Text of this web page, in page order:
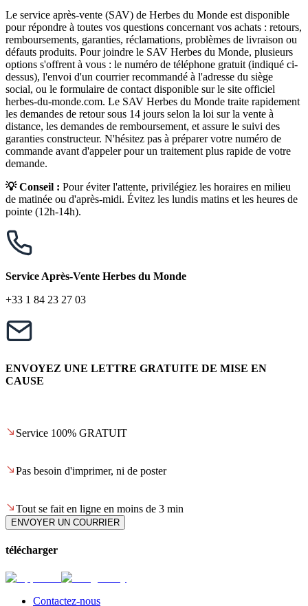
Le service après-vente (SAV) de Herbes du Monde est disponible
pour répondre à toutes vos questions concernant vos achats : retours,
remboursements, garanties, réclamations, problèmes de livraison ou
défauts produits. Pour joindre le SAV Herbes du Monde, plusieurs
options s'offrent à vous : le numéro de téléphone gratuit (indiqué ci-
dessus), l'envoi d'un courrier recommandé à l'adresse du siège
social, ou le formulaire de contact disponible sur le site officiel
herbes-du-monde.com. Le SAV Herbes du Monde traite rapidement
les demandes de retour sous 14 jours selon la loi sur la vente à
distance, les demandes de remboursement, et assure le suivi des
garanties constructeur. N'hésitez pas à préparer votre numéro de
commande avant d'appeler pour un traitement plus rapide de votre
demande.
💡 Conseil : Pour éviter l'attente, privilégiez les horaires en milieu
de matinée ou d'après-midi. Évitez les lundis matins et les heures de
pointe (12h-14h).
Service Après-Vente Herbes du Monde
+33 1 84 23 27 03
ENVOYEZ UNE LETTRE GRATUITE DE MISE EN
CAUSE
Service 100% GRATUIT
Pas besoin d'imprimer, ni de poster
Tout se fait en ligne en moins de 3 min
ENVOYER UN COURRIER
télécharger
Contactez-nous